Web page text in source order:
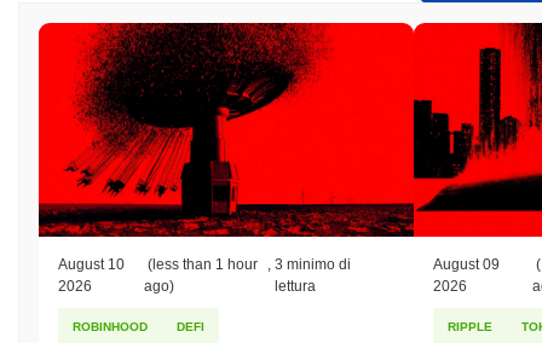
August 10
2026
(less than 1 hour
ago)
, 3 minimo di
lettura
ROBINHOOD DEFI
August 09
2026
RIPPLE